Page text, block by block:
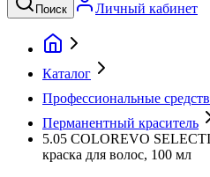
Поиск Личный кабинет
Каталог
Профессиональные
Перманентный краситель
5.05 COLOREVO
краска для волос, 100 мл